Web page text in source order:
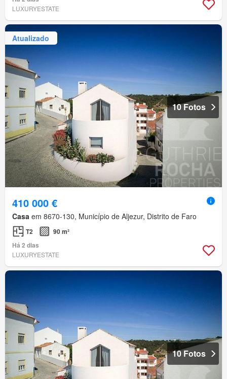
LUXURYESTATE
Atualizado
10 Fotos
410 000 €
Casa em 8670-130, Município de Aljezur, Distrito de Faro
T2
90 m²
Há 2 dias
LUXURYESTATE
10 Fotos